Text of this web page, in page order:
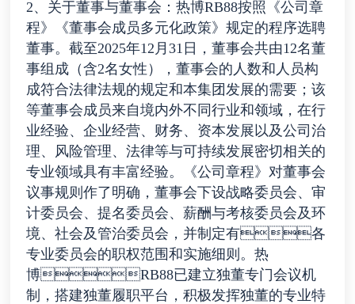
2、关于董事与董事会：热博RB88按照《公司章
程》《董事会成员多元化政策》规定的程序选聘
董事。截至2025年12月31日，董事会共由12名董
事组成（含2名女性），董事会的人数和人员构
成符合法律法规的规定和本集团发展的需要；该
等董事会成员来自境内外不同行业和领域，在行
业经验、企业经营、财务、资本发展以及公司治
理、风险管理、法律等与可持续发展密切相关的
专业领域具有丰富经验。《公司章程》对董事会
议事规则作了明确，董事会下设战略委员会、审
计委员会、提名委员会、薪酬与考核委员会及环
境、社会及管治委员会，并制定有各
专业委员会的职权范围和实施细则。热
博RB88已建立独董专门会议机
制，搭建独董履职平台，积极发挥独董的专业特